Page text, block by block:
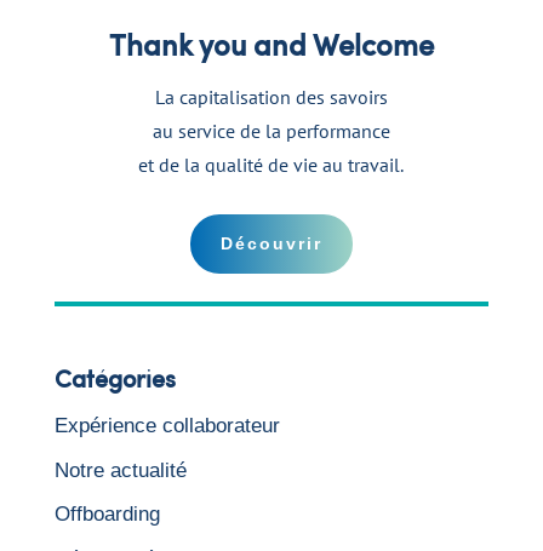
Thank you and Welcome
La capitalisation des savoirs
au service de la performance
et de la qualité de vie au travail.
Découvrir
Catégories
Expérience collaborateur
Notre actualité
Offboarding